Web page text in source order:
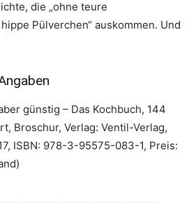
die „ohne teure
Pülverchen“ auskommen. Und
günstig – Das Kochbuch, 144
Broschur, Verlag: Ventil-Verlag,
ISBN: 978-3-95575-083-1, Preis: